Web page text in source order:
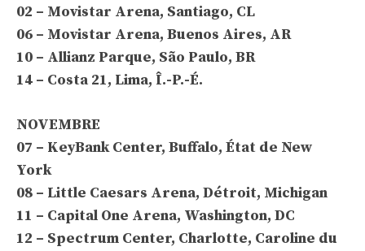
02 – Movistar Arena, Santiago, CL
06 – Movistar Arena, Buenos Aires, AR
10 – Allianz Parque, São Paulo, BR
14 – Costa 21, Lima, Î.-P.-É.
NOVEMBRE
07 – KeyBank Center, Buffalo, État de New
York
08 – Little Caesars Arena, Détroit, Michigan
11 – Capital One Arena, Washington, DC
12 – Spectrum Center, Charlotte, Caroline du